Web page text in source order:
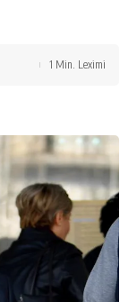
1 Min. Leximi